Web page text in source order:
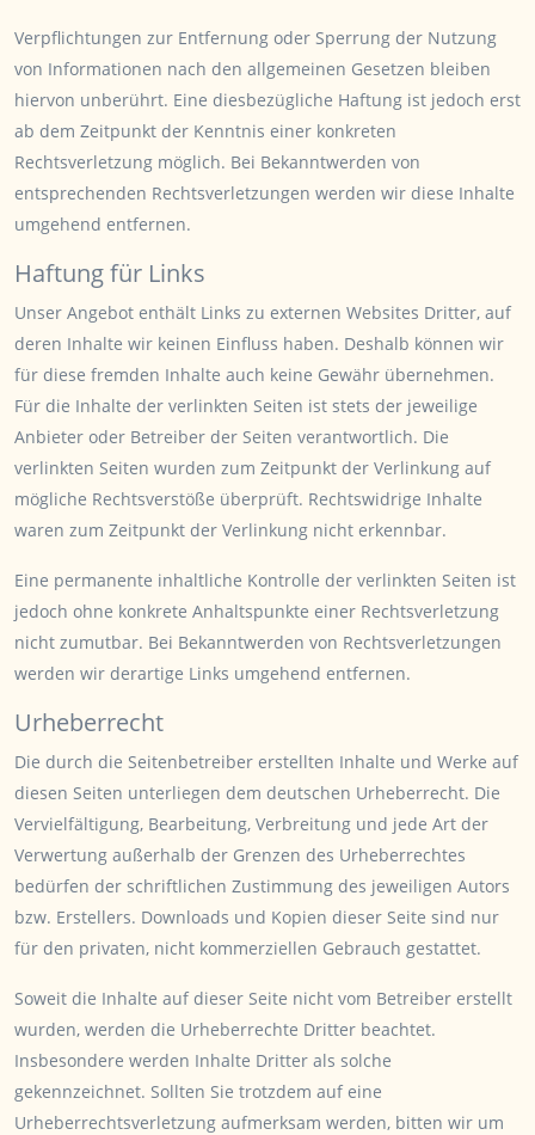
Verpflichtungen zur Entfernung oder Sperrung der Nutzung
von Informationen nach den allgemeinen Gesetzen bleiben
hiervon unberührt. Eine diesbezügliche Haftung ist jedoch erst
ab dem Zeitpunkt der Kenntnis einer konkreten
Rechtsverletzung möglich. Bei Bekanntwerden von
entsprechenden Rechtsverletzungen werden wir diese Inhalte
umgehend entfernen.
Haftung für Links
Unser Angebot enthält Links zu externen Websites Dritter, auf
deren Inhalte wir keinen Einfluss haben. Deshalb können wir
für diese fremden Inhalte auch keine Gewähr übernehmen.
Für die Inhalte der verlinkten Seiten ist stets der jeweilige
Anbieter oder Betreiber der Seiten verantwortlich. Die
verlinkten Seiten wurden zum Zeitpunkt der Verlinkung auf
mögliche Rechtsverstöße überprüft. Rechtswidrige Inhalte
waren zum Zeitpunkt der Verlinkung nicht erkennbar.
Eine permanente inhaltliche Kontrolle der verlinkten Seiten ist
jedoch ohne konkrete Anhaltspunkte einer Rechtsverletzung
nicht zumutbar. Bei Bekanntwerden von Rechtsverletzungen
werden wir derartige Links umgehend entfernen.
Urheberrecht
Die durch die Seitenbetreiber erstellten Inhalte und Werke auf
diesen Seiten unterliegen dem deutschen Urheberrecht. Die
Vervielfältigung, Bearbeitung, Verbreitung und jede Art der
Verwertung außerhalb der Grenzen des Urheberrechtes
bedürfen der schriftlichen Zustimmung des jeweiligen Autors
bzw. Erstellers. Downloads und Kopien dieser Seite sind nur
für den privaten, nicht kommerziellen Gebrauch gestattet.
Soweit die Inhalte auf dieser Seite nicht vom Betreiber erstellt
wurden, werden die Urheberrechte Dritter beachtet.
Insbesondere werden Inhalte Dritter als solche
gekennzeichnet. Sollten Sie trotzdem auf eine
Urheberrechtsverletzung aufmerksam werden, bitten wir um